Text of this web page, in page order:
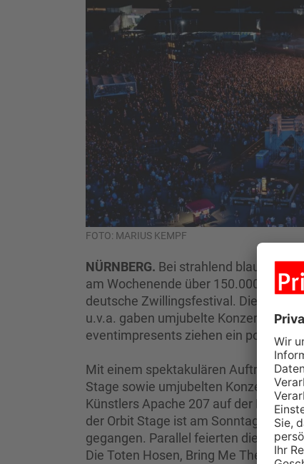
FOTO: MARIUS KEMPF
NÜRNBERG. Bei strahlend blauem
am Wochenende über 150.000 Fans
deutsche Zwillingsfestival. Die Foo
u.v.a. gaben umjubelte Konzerte. Die
eventimpresents ziehen ein positives
Mit einem spektakulären Auftritt des
Stage sowie umjubelten Konzerten
Künstlers Apache 207 auf der
der Orbit Stage ist am Sonntagabend
gegangen. Parallel feierten die Fans
Die Toten Hosen, Bring Me The